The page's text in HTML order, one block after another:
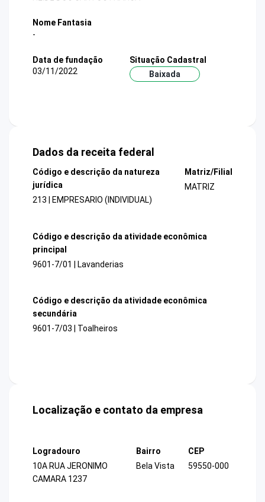
Nome Fantasia
-
Data de fundação
03/11/2022
Situação Cadastral
Baixada
Dados da receita federal
Código e descrição da natureza
jurídica
213 | EMPRESARIO (INDIVIDUAL)
Matriz/Filial
MATRIZ
Código e descrição da atividade econômica
principal
9601-7/01 | Lavanderias
Código e descrição da atividade econômica
secundária
9601-7/03 | Toalheiros
Localização e contato da empresa
Logradouro
10A RUA JERONIMO
CAMARA 1237
Bairro
Bela Vista
CEP
59550-000